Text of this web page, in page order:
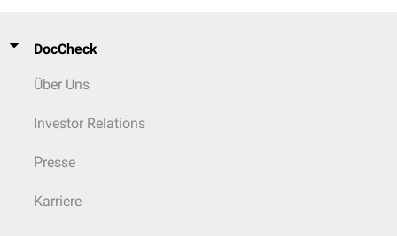
DocCheck
Über Uns
Investor Relations
Presse
Karriere